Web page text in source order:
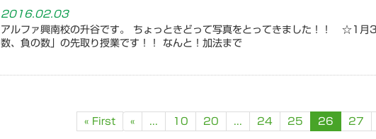
2016.02.03
アルファ興南校の升谷です。 ちょっときどって写真をとってきました！！ ☆1月
数、負の数」の先取り授業です！！ なんと！加法まで
« First « 10 20 24 25 26 27